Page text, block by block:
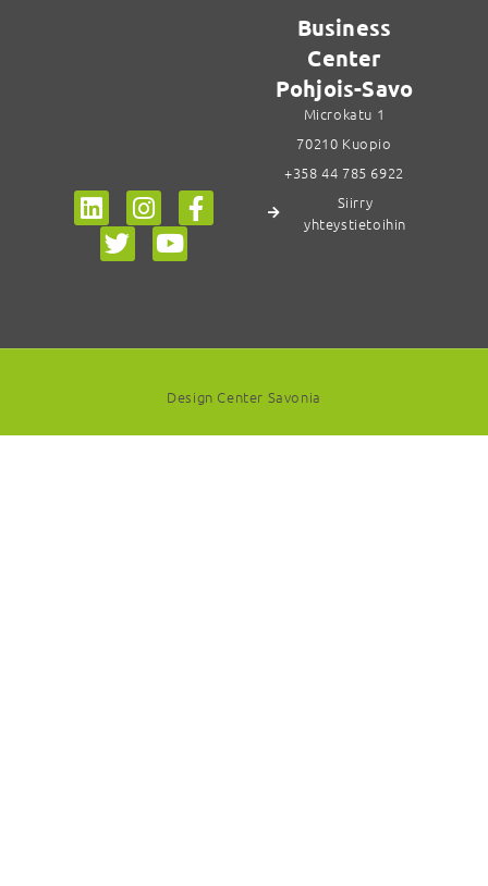
Business
Center
Pohjois-Savo
Microkatu 1
70210 Kuopio
+358 44 785 6922
Siirry
yhteystietoihin
Design Center Savonia